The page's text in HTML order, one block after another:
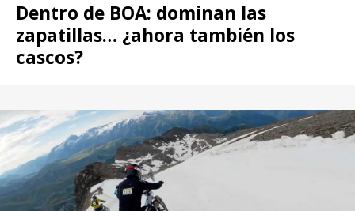
Dentro de BOA: dominan las
zapatillas… ¿ahora también los
cascos?